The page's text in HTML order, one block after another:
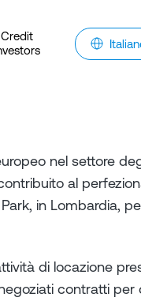
Credit
nel settore
al
in Lombardia,
di locazione
contratti per